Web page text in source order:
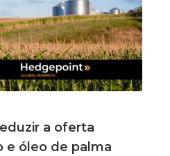
a oferta
e óleo de palma